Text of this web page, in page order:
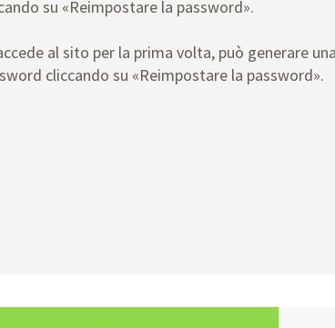
su «Reimpostare la password».
al sito per la prima volta, può generare una
cliccando su «Reimpostare la password».